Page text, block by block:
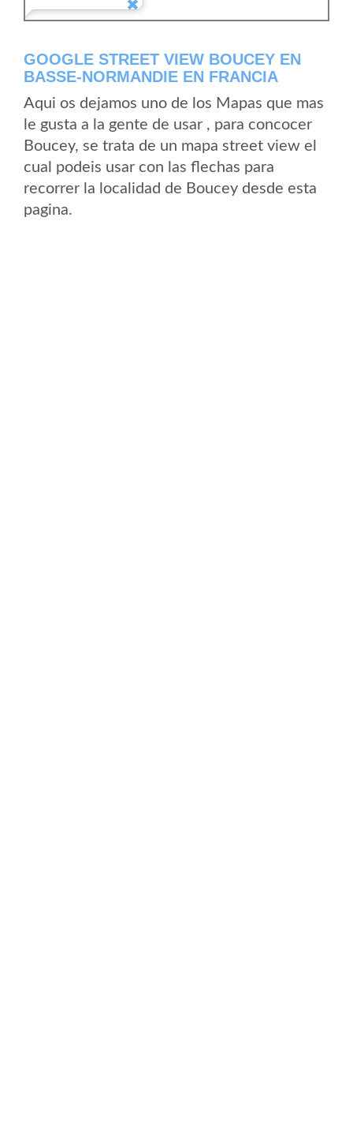
GOOGLE STREET VIEW BOUCEY EN
BASSE-NORMANDIE EN FRANCIA
Aqui os dejamos uno de los Mapas que mas
le gusta a la gente de usar , para concocer
Boucey, se trata de un mapa street view el
cual podeis usar con las flechas para
recorrer la localidad de Boucey desde esta
pagina.